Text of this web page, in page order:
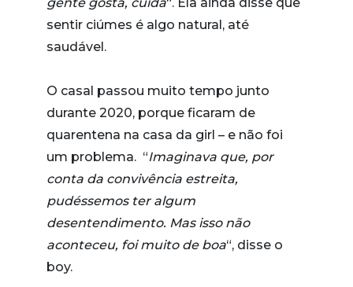
sentir ciúmes é algo natural, até
saudável.
O casal passou muito tempo junto
durante 2020, porque ficaram de
quarentena na casa da girl – e não foi
um problema. “Imaginava que, por
conta da convivência estreita,
pudéssemos ter algum
desentendimento. Mas isso não
aconteceu, foi muito de boa“, disse o
boy.